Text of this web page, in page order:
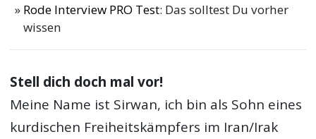
Rode Interview PRO Test: Das solltest Du vorher
wissen
Stell dich doch mal vor!
Meine Name ist Sirwan, ich bin als Sohn eines
kurdischen Freiheitskämpfers im Iran/Irak